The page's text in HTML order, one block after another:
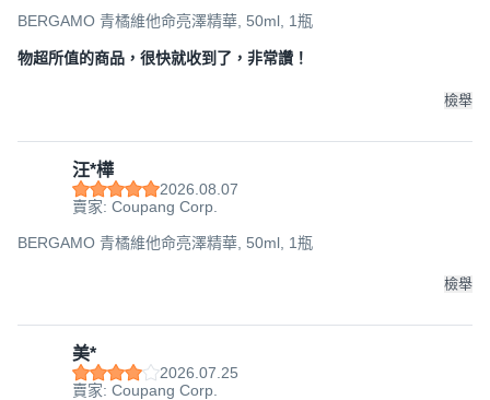
BERGAMO 青橘維他命亮澤精華, 50ml, 1瓶
物超所值的商品，很快就收到了，非常讚！
檢舉
汪*樺
2026.08.07
賣家: Coupang Corp.
BERGAMO 青橘維他命亮澤精華, 50ml, 1瓶
檢舉
美*
2026.07.25
賣家: Coupang Corp.